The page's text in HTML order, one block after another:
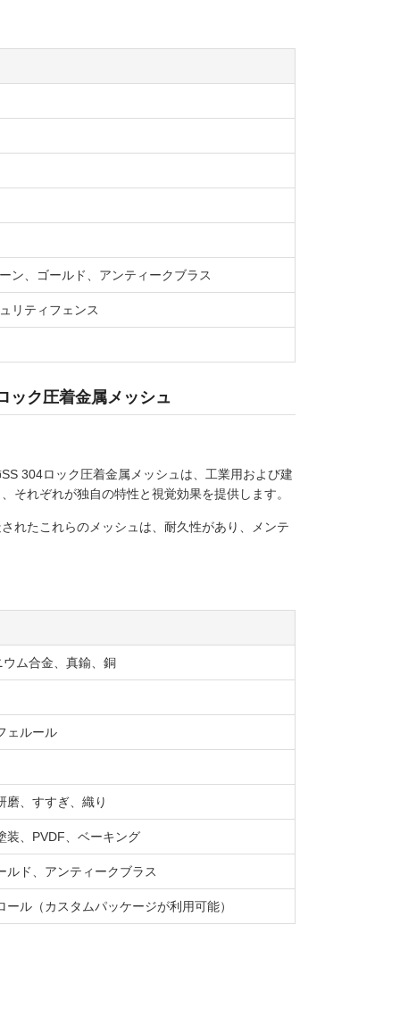
ン、ゴールド、アンティークブラス
リティフェンス
ック圧着金属メッシュ
304ロック圧着金属メッシュは、工業用および建
それぞれが独自の特性と視覚効果を提供します。
れたこれらのメッシュは、耐久性があり、メンテ
ム合金、真鍮、銅
ェルール
磨、すすぎ、織り
装、PVDF、ベーキング
ルド、アンティークブラス
ル（カスタムパッケージが利用可能）